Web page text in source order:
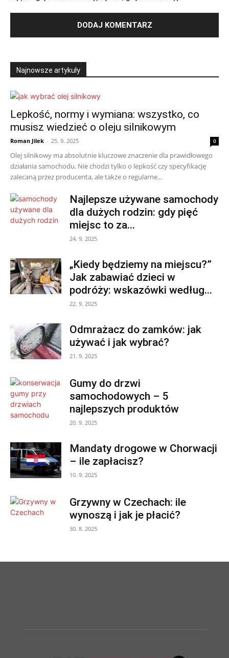
Najnowsze artykuły
Lepkość, normy i wymiana: wszystko, co
musisz wiedzieć o oleju silnikowym
Roman Jilek - 25. 9. 2025 0
Olej silnikowy ma absolutnie kluczowe znaczenie dla prawidłowego
działania samochodu. Nie chodzi tylko o lepkość czy specyfikację
zalecaną przez producenta, ale także o regularne...
Najlepsze używane samochody
dla dużych rodzin: gdy pięć
miejsc to za...
24. 9. 2025
„Kiedy będziemy na miejscu?”
Jak zabawiać dzieci w
podróży: wskazówki według...
22. 9. 2025
Odmrażacz do zamków: jak
używać i jak wybrać?
21. 9. 2025
Gumy do drzwi
samochodowych – 5
najlepszych produktów
20. 9. 2025
Mandaty drogowe w Chorwacji
– ile zapłacisz?
10. 9. 2025
Grzywny w Czechach: ile
wynoszą i jak je płacić?
30. 8. 2025